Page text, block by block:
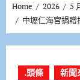
Home 2026
5
中壢仁海宮捐
.頭條 新聞